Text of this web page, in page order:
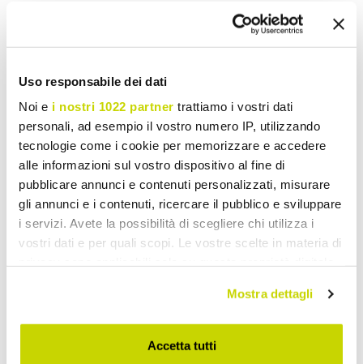
Uso responsabile dei dati
Noi e i nostri 1022 partner trattiamo i vostri dati
personali, ad esempio il vostro numero IP, utilizzando
tecnologie come i cookie per memorizzare e accedere
alle informazioni sul vostro dispositivo al fine di
pubblicare annunci e contenuti personalizzati, misurare
gli annunci e i contenuti, ricercare il pubblico e sviluppare
i servizi. Avete la possibilità di scegliere chi utilizza i
vostri dati e per quali scopi. Le vostre scelte in materia di
modificare o revocare il proprio consenso in qualsiasi
momento dalla Dichiarazione sui cookie o facendo clic
sull'icona di attivazione della privacy.
Mostra dettagli
Accetta tutti
VIADURINI IN THE GARDEN
Havebænk lavet af metal
med forskellige overflader -
VIADURINI IN THE GARDEN
Lav bænk i udendørs malet
aluminium, fremstillet i
Italien - Sybella